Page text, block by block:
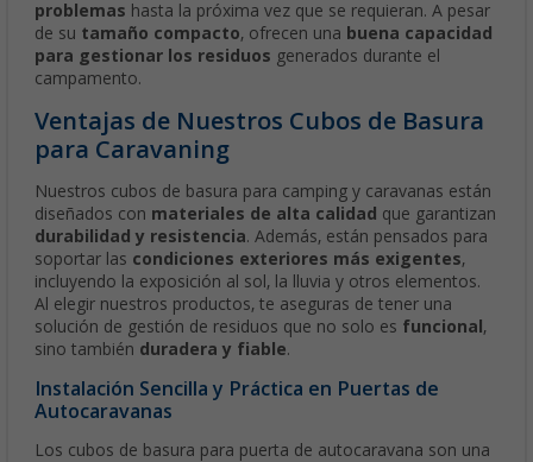
problemas hasta la próxima vez que se requieran. A pesar
de su tamaño compacto, ofrecen una buena capacidad
para gestionar los residuos generados durante el
campamento.
Ventajas de Nuestros Cubos de Basura
para Caravaning
Nuestros cubos de basura para camping y caravanas están
diseñados con materiales de alta calidad que garantizan
durabilidad y resistencia. Además, están pensados para
soportar las condiciones exteriores más exigentes,
incluyendo la exposición al sol, la lluvia y otros elementos.
Al elegir nuestros productos, te aseguras de tener una
solución de gestión de residuos que no solo es funcional ,
sino también duradera y fiable.
Instalación Sencilla y Práctica en Puertas de
Autocaravanas
Los cubos de basura para puerta de autocaravana son una